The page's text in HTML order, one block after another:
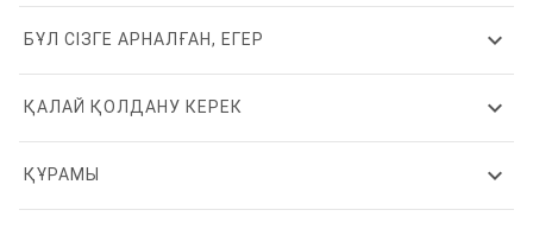
БҰЛ СІЗГЕ АРНАЛҒАН, ЕГЕР expand_more
ҚАЛАЙ ҚОЛДАНУ КЕРЕК expand_more
ҚҰРАМЫ expand_more